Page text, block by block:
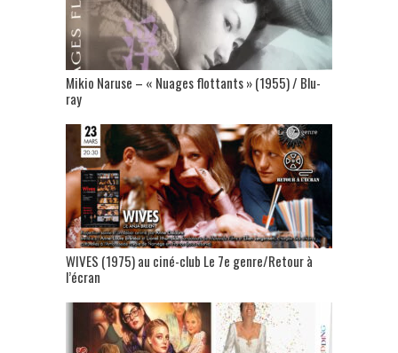
Mikio Naruse – « Nuages flottants » (1955) / Blu-
ray
WIVES (1975) au ciné-club Le 7e genre/Retour à
l’écran